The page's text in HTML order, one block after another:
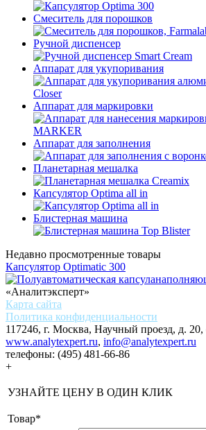
Смеситель для порошков
Ручной диспенсер
Аппарат для укупоривания
Аппарат для маркировки
Аппарат для заполнения
Планетарная мешалка
Капсулятор Optima all in
Блистерная машина
Недавно просмотренные товары
Капсулятор Optimatic 300
«Аналитэксперт»
Карта сайта
Политика конфиденциальности
117246, г. Москва, Научный проезд, д. 20,
www.analytexpert.ru, info@analytexpert.ru
телефоны: (495) 481-66-86
+
УЗНАЙТЕ ЦЕНУ В ОДИН КЛИК
Товар*